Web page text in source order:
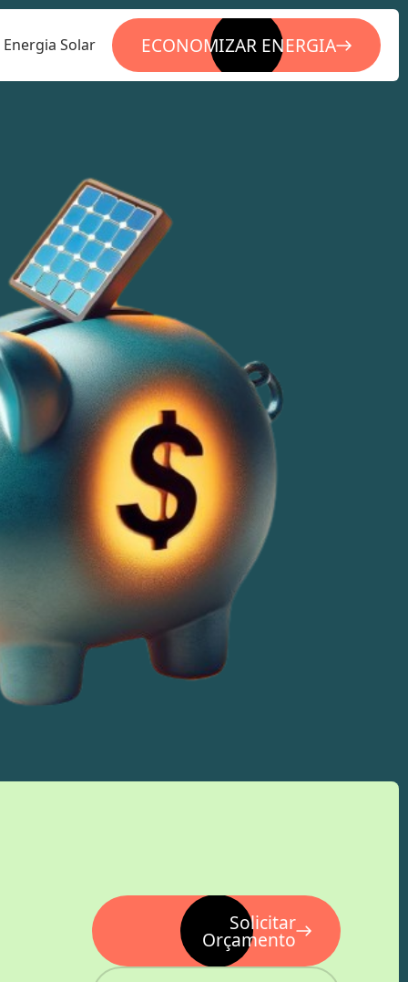
Energia Solar ECONOMIZAR ENERGIA
Solicitar
Orçamento